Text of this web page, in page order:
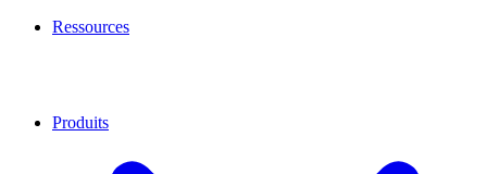
Ressources
Produits